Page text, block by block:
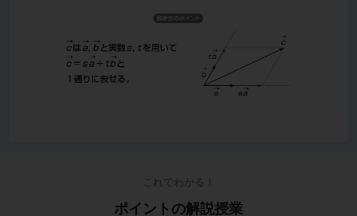
これでわかる！
ポイントの解説授業